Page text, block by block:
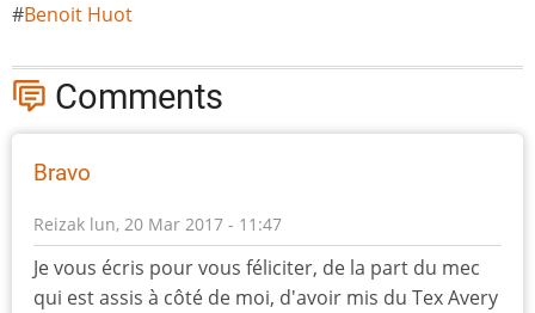
Benoit Huot
Comments
Bravo
Reizak lun, 20 Mar 2017 - 11:47
Je vous écris pour vous féliciter, de la part du mec
qui est assis à côté de moi, d'avoir mis du Tex Avery